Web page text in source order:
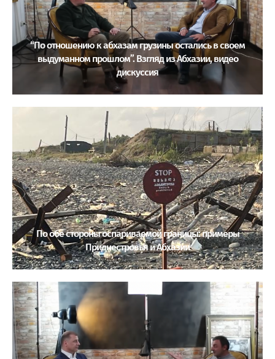
“По отношению к абхазам грузины остались в своем
выдуманном прошлом”. Взгляд из Абхазии, видео
дискуссия
По обе стороны оспариваемой границы: примеры
Приднестровья и Абхазии